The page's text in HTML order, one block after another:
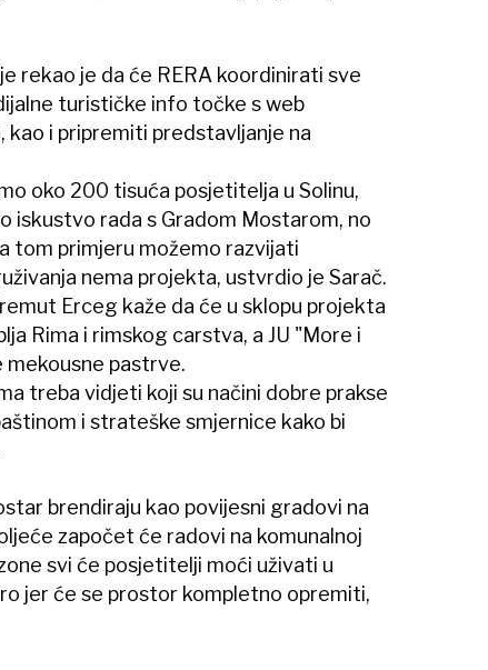
rekao je da će RERA koordinirati sve
turističke info točke s web
kao i pripremiti predstavljanje na
oko 200 tisuća posjetitelja u Solinu,
iskustvo rada s Gradom Mostarom, no
tom primjeru možemo razvijati
nema projekta, ustvrdio je Sarač.
Erceg kaže da će u sklopu projekta
Rima i rimskog carstva, a JU "More i
pastrve.
treba vidjeti koji su načini dobre prakse
i strateške smjernice kako bi
brendiraju kao povijesni gradovi na
započet će radovi na komunalnoj
svi će posjetitelji moći uživati u
jer će se prostor kompletno opremiti,